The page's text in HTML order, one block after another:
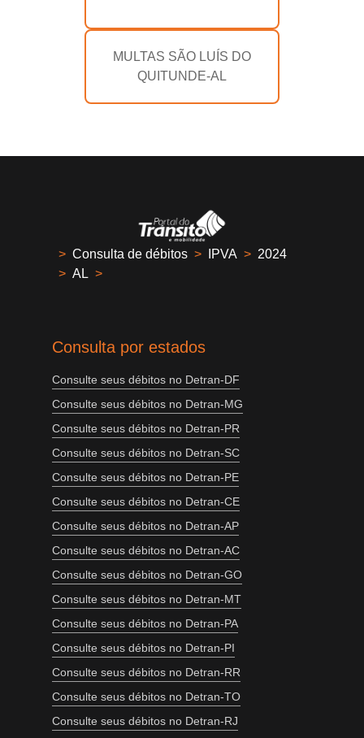
MULTAS SÃO LUÍS DO
QUITUNDE-AL
> Consulta de débitos > IPVA > 2024
> AL >
Consulta por estados
Consulte seus débitos no Detran-DF
Consulte seus débitos no Detran-MG
Consulte seus débitos no Detran-PR
Consulte seus débitos no Detran-SC
Consulte seus débitos no Detran-PE
Consulte seus débitos no Detran-CE
Consulte seus débitos no Detran-AP
Consulte seus débitos no Detran-AC
Consulte seus débitos no Detran-GO
Consulte seus débitos no Detran-MT
Consulte seus débitos no Detran-PA
Consulte seus débitos no Detran-PI
Consulte seus débitos no Detran-RR
Consulte seus débitos no Detran-TO
Consulte seus débitos no Detran-RJ